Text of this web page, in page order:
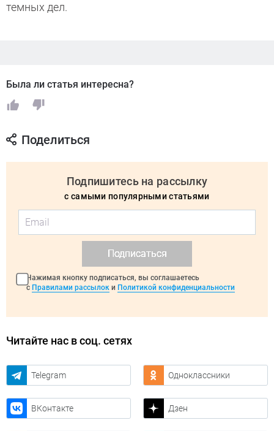
темных дел.
Была ли статья интересна?
Поделиться
Подпишитесь на рассылку
с самыми популярными статьями
Подписаться
Нажимая кнопку подписаться, вы соглашаетесь
с Правилами рассылок и Политикой конфиденциальности
Читайте нас в соц. сетях
Telegram Одноклассники
ВКонтакте Дзен